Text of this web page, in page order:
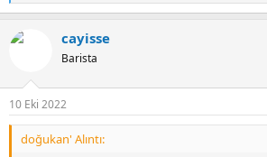
e
k
:
cayisse
Barista
10 Eki 2022
doğukan' Alıntı: